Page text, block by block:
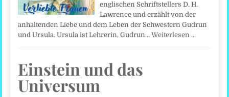
englischen Schriftstellers D. H.
Lawrence und erzählt von der
anhaltenden Liebe und dem Leben der Schwestern Gudrun
und Ursula. Ursula ist Lehrerin, Gudrun…Weiterlesen …
Einstein und das
Universum